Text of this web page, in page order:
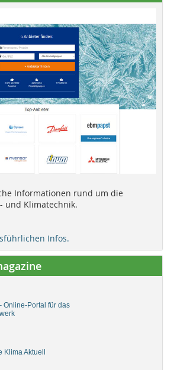
Informationen rund um die
und Klimatechnik.
Infos.
Online-Portal für das
Klima Aktuell